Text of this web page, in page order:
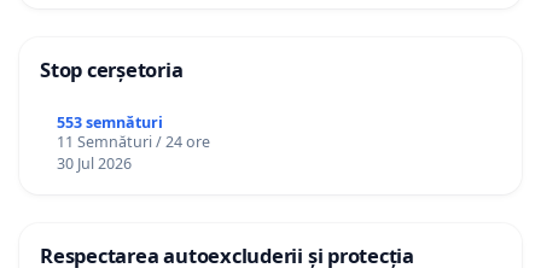
Stop cerșetoria
553 semnături
11 Semnături / 24 ore
30 Jul 2026
Respectarea autoexcluderii și protecția